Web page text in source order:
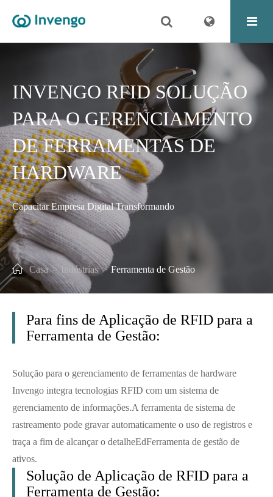
INVENGO RFID SOLUÇÃO
PARA O GERENCIAMENTO
DE FERRAMENTAS DE
HARDWARE
Capacitar Empresa Digital Transformando
Casa Indústrias Ferramenta de Gestão
Para fins de Aplicação de RFID para a
Ferramenta de Gestão:
Solução para o gerenciamento de ferramentas de hardware
Invengo integra tecnologias RFID com um sistema de
gerenciamento de informações.A ferramenta de sistema de
rastreamento pode gravar automaticamente o uso de registros e
traça a fim de alcançar o detalheEdFerramenta de gestão de
ativos.
Solução de Aplicação de RFID para a
Ferramenta de Gestão: